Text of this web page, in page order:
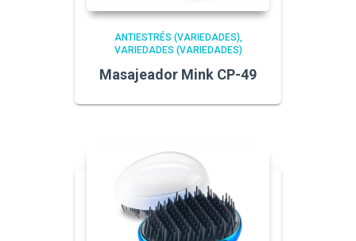
ANTIESTRÉS (VARIEDADES)
VARIEDADES (VARIEDADES)
Masajeador Mink CP-49